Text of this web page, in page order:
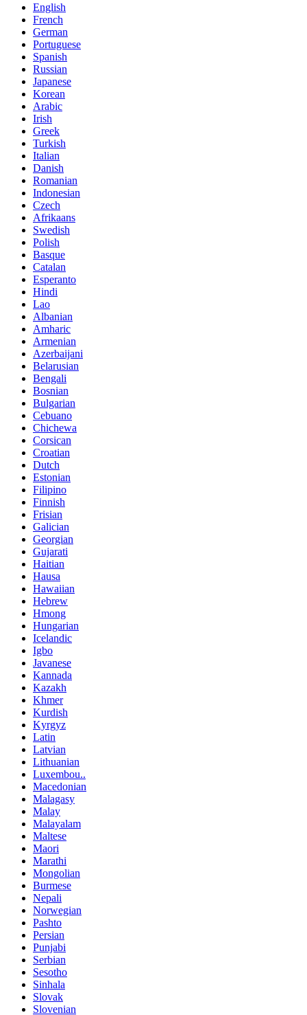
English
French
German
Portuguese
Spanish
Russian
Japanese
Korean
Arabic
Irish
Greek
Turkish
Italian
Danish
Romanian
Indonesian
Czech
Afrikaans
Swedish
Polish
Basque
Catalan
Esperanto
Hindi
Lao
Albanian
Amharic
Armenian
Azerbaijani
Belarusian
Bengali
Bosnian
Bulgarian
Cebuano
Chichewa
Corsican
Croatian
Dutch
Estonian
Filipino
Finnish
Frisian
Galician
Georgian
Gujarati
Haitian
Hausa
Hawaiian
Hebrew
Hmong
Hungarian
Icelandic
Igbo
Javanese
Kannada
Kazakh
Khmer
Kurdish
Kyrgyz
Latin
Latvian
Lithuanian
Luxembou..
Macedonian
Malagasy
Malay
Malayalam
Maltese
Maori
Marathi
Mongolian
Burmese
Nepali
Norwegian
Pashto
Persian
Punjabi
Serbian
Sesotho
Sinhala
Slovak
Slovenian